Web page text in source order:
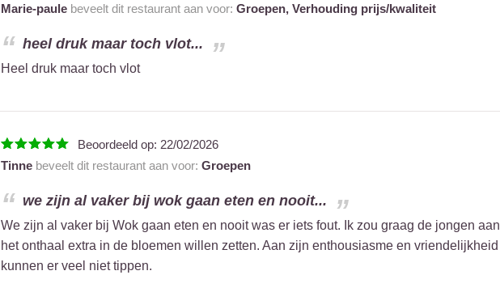
Marie-paulebeveelt dit restaurant aan voor: Groepen, Verhouding prijs/kwaliteit
heel druk maar toch vlot...
Heel druk maar toch vlot
Beoordeeld op: 22/02/2026
Tinnebeveelt dit restaurant aan voor: Groepen
we zijn al vaker bij wok gaan eten en nooit...
We zijn al vaker bij Wok gaan eten en nooit was er iets fout. Ik zou graag de jongen aan
het onthaal extra in de bloemen willen zetten. Aan zijn enthousiasme en vriendelijkheid
kunnen er veel niet tippen.